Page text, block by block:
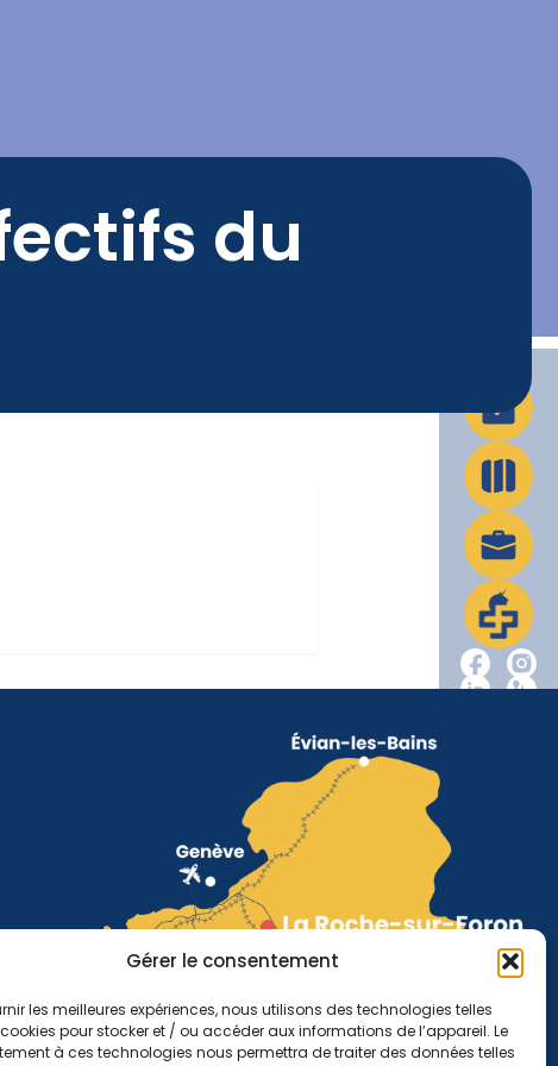
Gérer le consentement
les meilleures expériences, nous utilisons des technologies telles
pour stocker et / ou accéder aux informations de l’appareil. Le
à ces technologies nous permettra de traiter des données telles
du